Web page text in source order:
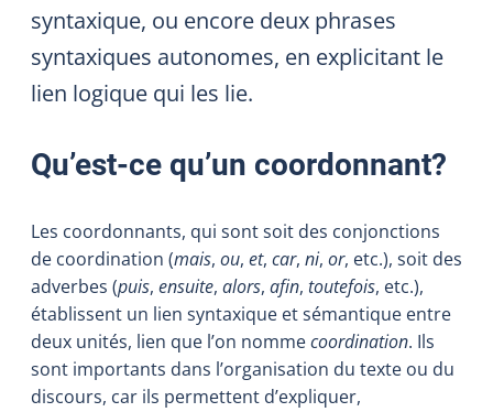
syntaxique, ou encore deux phrases
syntaxiques autonomes, en explicitant le
lien logique qui les lie.
Qu’est-ce qu’un coordonnant?
Les coordonnants, qui sont soit des conjonctions
de coordination (mais, ou, et, car, ni, or, etc.), soit des
adverbes (puis, ensuite, alors, afin, toutefois, etc.),
établissent un lien syntaxique et sémantique entre
deux unités, lien que l’on nommecoordination. Ils
sont importants dans l’organisation du texte ou du
discours, car ils permettent d’expliquer,